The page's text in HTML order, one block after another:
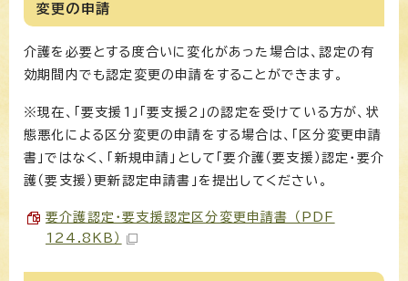
変更の申請
介護を必要とする度合いに変化があった場合は、認定の有
効期間内でも認定変更の申請をすることができます。
※現在、「要支援1」「要支援2」の認定を受けている方が、状
態悪化による区分変更の申請をする場合は、「区分変更申請
書」ではなく、「新規申請」として「要介護（要支援）認定・要介
護（要支援）更新認定申請書」を提出してください。
要介護認定・要支援認定区分変更申請書 （PDF
124.8KB）